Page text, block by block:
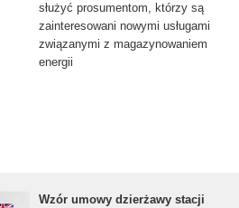
służyć prosumentom, którzy są
zainteresowani nowymi usługami
związanymi z magazynowaniem
energii
Wzór umowy dzierżawy stacji